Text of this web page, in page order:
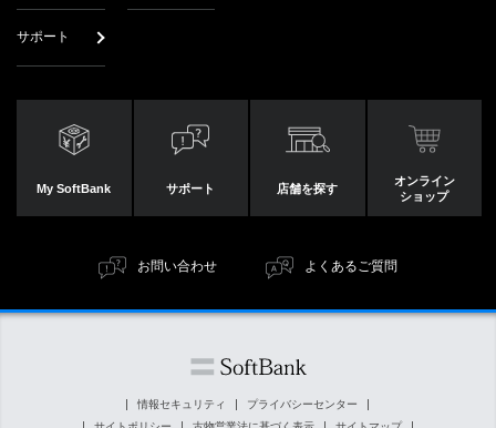
サポート
My SoftBank サポート 店舗を探す
オンライン
ショップ
お問い合わせ よくあるご質問
情報セキュリティ
プライバシーセンター